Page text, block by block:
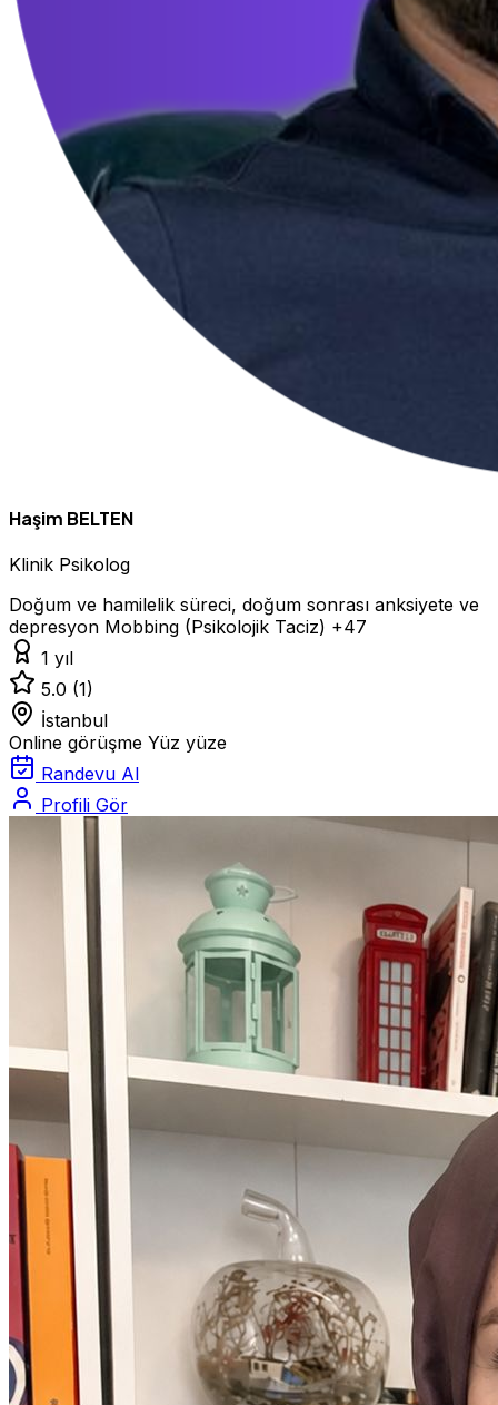
Haşim BELTEN
Klinik Psikolog
Doğum ve hamilelik süreci, doğum sonrası anksiyete ve
depresyon Mobbing (Psikolojik Taciz) +47
1 yıl
5.0 (1)
İstanbul
Online görüşme Yüz yüze
Randevu Al
Profili Gör